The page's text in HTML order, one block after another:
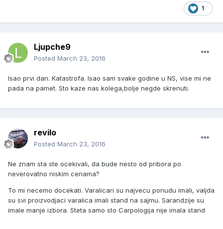
1
Ljupche9
Posted March 23, 2016
Isao prvi dan. Katastrofa. Isao sam svake godine u NS, vise mi ne
pada na pamet. Sto kaze nas kolega,bolje negde skrenuti.
revilo
Posted March 23, 2016
Ne znam sta ste ocekivali, da bude nesto od pribora po
neverovatno niskim cenama?
To mi necemo docekati. Varalicari su najvecu ponudu imali, valjda
su svi proizvodjaci varalica imali stand na sajmu. Sarandzije su
imale manje izbora. Steta samo sto Carpologija nije imala stand